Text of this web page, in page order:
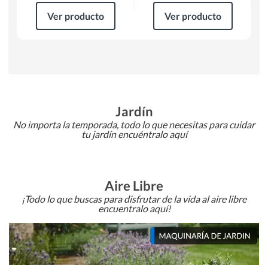
Ver producto Ver producto
Jardín
No importa la temporada, todo lo que necesitas para cuidar
tu jardín encuéntralo aquí
Aire Libre
¡Todo lo que buscas para disfrutar de la vida al aire libre
encuentralo aquí!